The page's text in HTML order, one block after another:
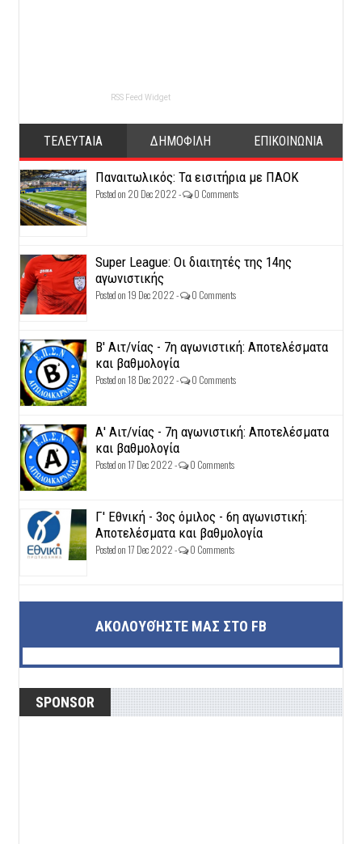
RSS Feed Widget
ΤΕΛΕΥΤΑΙΑ ΔΗΜΟΦΙΛΗ ΕΠΙΚΟΙΝΩΝΙΑ
Παναιτωλικός: Τα εισιτήρια με ΠΑΟΚ
Posted on 20 Dec 2022 - 0 Comments
Super League: Οι διαιτητές της 14ης
αγωνιστικής
Posted on 19 Dec 2022 - 0 Comments
Β' Αιτ/νίας - 7η αγωνιστική: Αποτελέσματα
και βαθμολογία
Posted on 18 Dec 2022 - 0 Comments
Α' Αιτ/νίας - 7η αγωνιστική: Αποτελέσματα
και βαθμολογία
Posted on 17 Dec 2022 - 0 Comments
Γ' Εθνική - 3ος όμιλος - 6η αγωνιστική:
Αποτελέσματα και βαθμολογία
Posted on 17 Dec 2022 - 0 Comments
ΑΚΟΛΟΥΘΉΣΤΕ ΜΑΣ ΣΤΟ FB
SPONSOR